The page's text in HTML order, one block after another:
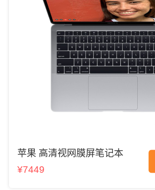
苹果 高清视网膜屏笔记本
¥7449